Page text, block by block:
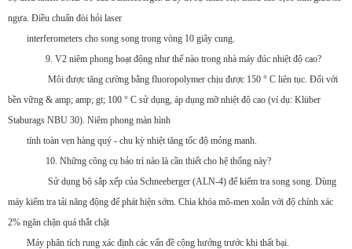
ngựa. Điều chuẩn đòi hỏi laser
interferometers cho song song trong vòng 10 giây cung.
9. V2 niêm phong hoạt động như thế nào trong nhà máy đúc nhiệt độ cao?
Môi được tăng cường bằng fluoropolymer chịu được 150 ° C liên tục. Đối với
bền vững & amp; amp; gt; 100 ° C sử dụng, áp dụng mỡ nhiệt độ cao (ví dụ: Klüber
Staburags NBU 30). Niêm phong màn hình
tính toàn vẹn hàng quý - chu kỳ nhiệt tăng tốc độ mỏng manh.
10. Những công cụ bảo trì nào là cần thiết cho hệ thống này?
Sử dụng bộ sắp xếp của Schneeberger (ALN-4) để kiểm tra song song. Dùng
máy kiểm tra tải năng động để phát hiện sớm. Chìa khóa mô-men xoắn với độ chính xác
2% ngăn chặn quá thắt chặt
Máy phân tích rung xác định các vấn đề cộng hưởng trước khi thất bại.